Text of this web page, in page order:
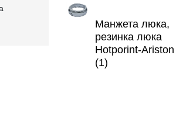
Манжета люка,
резинка люка
Hotporint-Ariston
(1)